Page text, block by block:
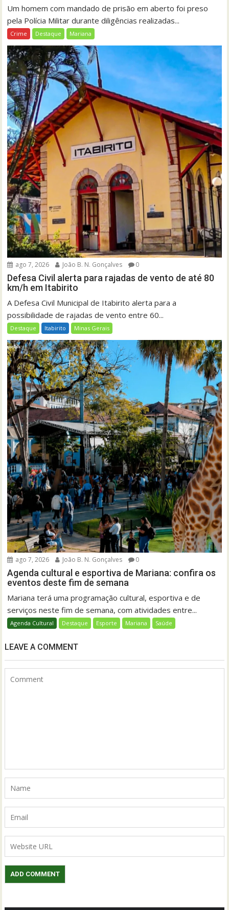
Um homem com mandado de prisão em aberto foi preso
pela Polícia Militar durante diligências realizadas...
Crime Destaque Mariana
ago 7, 2026 João B. N. Gonçalves 0
Defesa Civil alerta para rajadas de vento de até 80
km/h em Itabirito
A Defesa Civil Municipal de Itabirito alerta para a
possibilidade de rajadas de vento entre 60...
Destaque Itabirito Minas Gerais
ago 7, 2026 João B. N. Gonçalves 0
Agenda cultural e esportiva de Mariana: confira os
eventos deste fim de semana
Mariana terá uma programação cultural, esportiva e de
serviços neste fim de semana, com atividades entre...
Agenda Cultural Destaque Esporte Mariana Saúde
LEAVE A COMMENT